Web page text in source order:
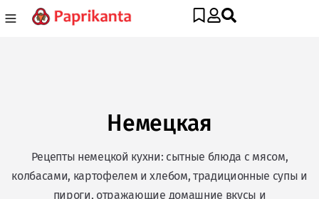
Немецкая
Рецепты немецкой кухни: сытные блюда с мясом,
колбасами, картофелем и хлебом, традиционные супы и
пироги, отражающие домашние вкусы и